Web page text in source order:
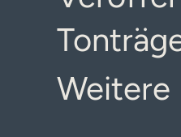
Weitere